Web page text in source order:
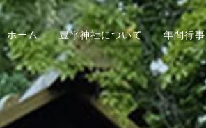
ホーム 豊平神社について 年間行事